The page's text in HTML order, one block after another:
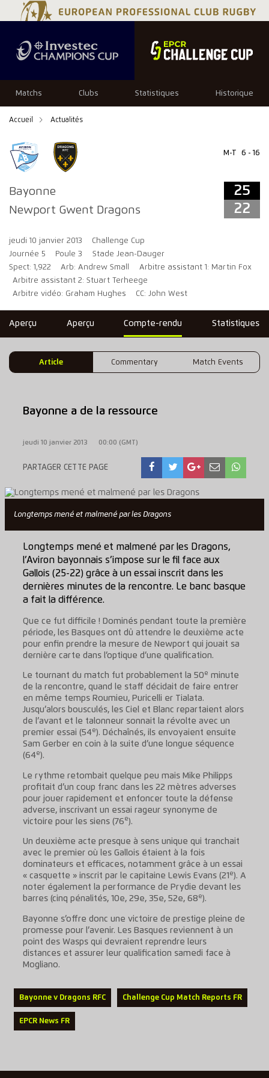
Matchs Clubs Statistiques Historique
Accueil Actualités
Bayonne
Newport Gwent Dragons
M-T 6 - 16
25
22
jeudi 10 janvier 2013
Challenge Cup
Journée 5
Poule 3
Stade Jean-Dauger
Spect: 1,922
Arb: Andrew Small
Arbitre assistant 1: Martin Fox
Arbitre assistant 2: Stuart Terheege
Arbitre vidéo: Graham Hughes
CC: John West
25 22
Aperçu Aperçu Compte-rendu Statistiques
Article Commentary Match Events
Bayonne a de la ressource
jeudi 10 janvier 2013 00:00 (GMT)
PARTAGER CETTE PAGE
Longtemps mené et malmené par les Dragons
Longtemps mené et malmené par les Dragons,
l’Aviron bayonnais s’impose sur le fil face aux
Gallois (25-22) grâce à un essai inscrit dans les
dernières minutes de la rencontre. Le banc basque
a fait la différence.
Que ce fut difficile ! Dominés pendant toute la première
période, les Basques ont dû attendre le deuxième acte
pour enfin prendre la mesure de Newport qui jouait sa
dernière carte dans l’optique d’une qualification.
Le tournant du match fut probablement la 50e minute
de la rencontre, quand le staff décidait de faire entrer
en même temps Roumieu, Puricelli er Tialata.
Jusqu’alors bousculés, les Ciel et Blanc repartaient alors
de l’avant et le talonneur sonnait la révolte avec un
premier essai (54e). Déchaînés, ils envoyaient ensuite
Sam Gerber en coin à la suite d’une longue séquence
(64e).
Le rythme retombait quelque peu mais Mike Philipps
profitait d’un coup franc dans les 22 mètres adverses
pour jouer rapidement et enfoncer toute la défense
adverse, inscrivant un essai rageur synonyme de
victoire pour les siens (76e).
Un deuxième acte presque à sens unique qui tranchait
avec le premier où les Gallois étaient à la fois
dominateurs et efficaces, notamment grâce à un essai
« casquette » inscrit par le capitaine Lewis Evans (21 e). A
noter également la performance de Prydie devant les
barres (cinq pénalités, 10e, 29e, 35e, 52e, 68e).
Bayonne s’offre donc une victoire de prestige pleine de
promesse pour l’avenir. Les Basques reviennent à un
point des Wasps qui devraient reprendre leurs
distances et assurer leur qualification samedi face à
Mogliano.
Bayonne v Dragons RFC Challenge Cup Match Reports FR
EPCR News FR